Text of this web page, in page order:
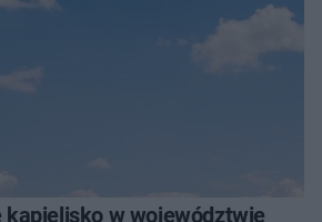
kąpielisko w województwie